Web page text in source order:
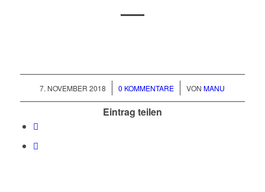
7. NOVEMBER 2018
/ 0 KOMMENTARE
/ VON MANU
Eintrag teilen